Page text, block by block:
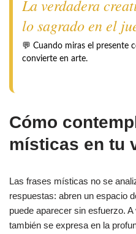
La verdadera
lo sagrado en el
💬 Cuando miras el presente
convierte en arte.
Cómo
místicas en tu
Las frases místicas no se
respuestas: abren un espacio
puede aparecer sin esfuerzo.
también se expresa en la